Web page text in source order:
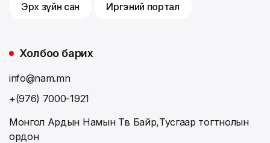
Эрх зүйн сан Иргэний портал
Холбоо барих
info@nam.mn
+(976) 7000-1921
Монгол Ардын Намын Төв Байр,Тусгаар тогтнолын
ордон